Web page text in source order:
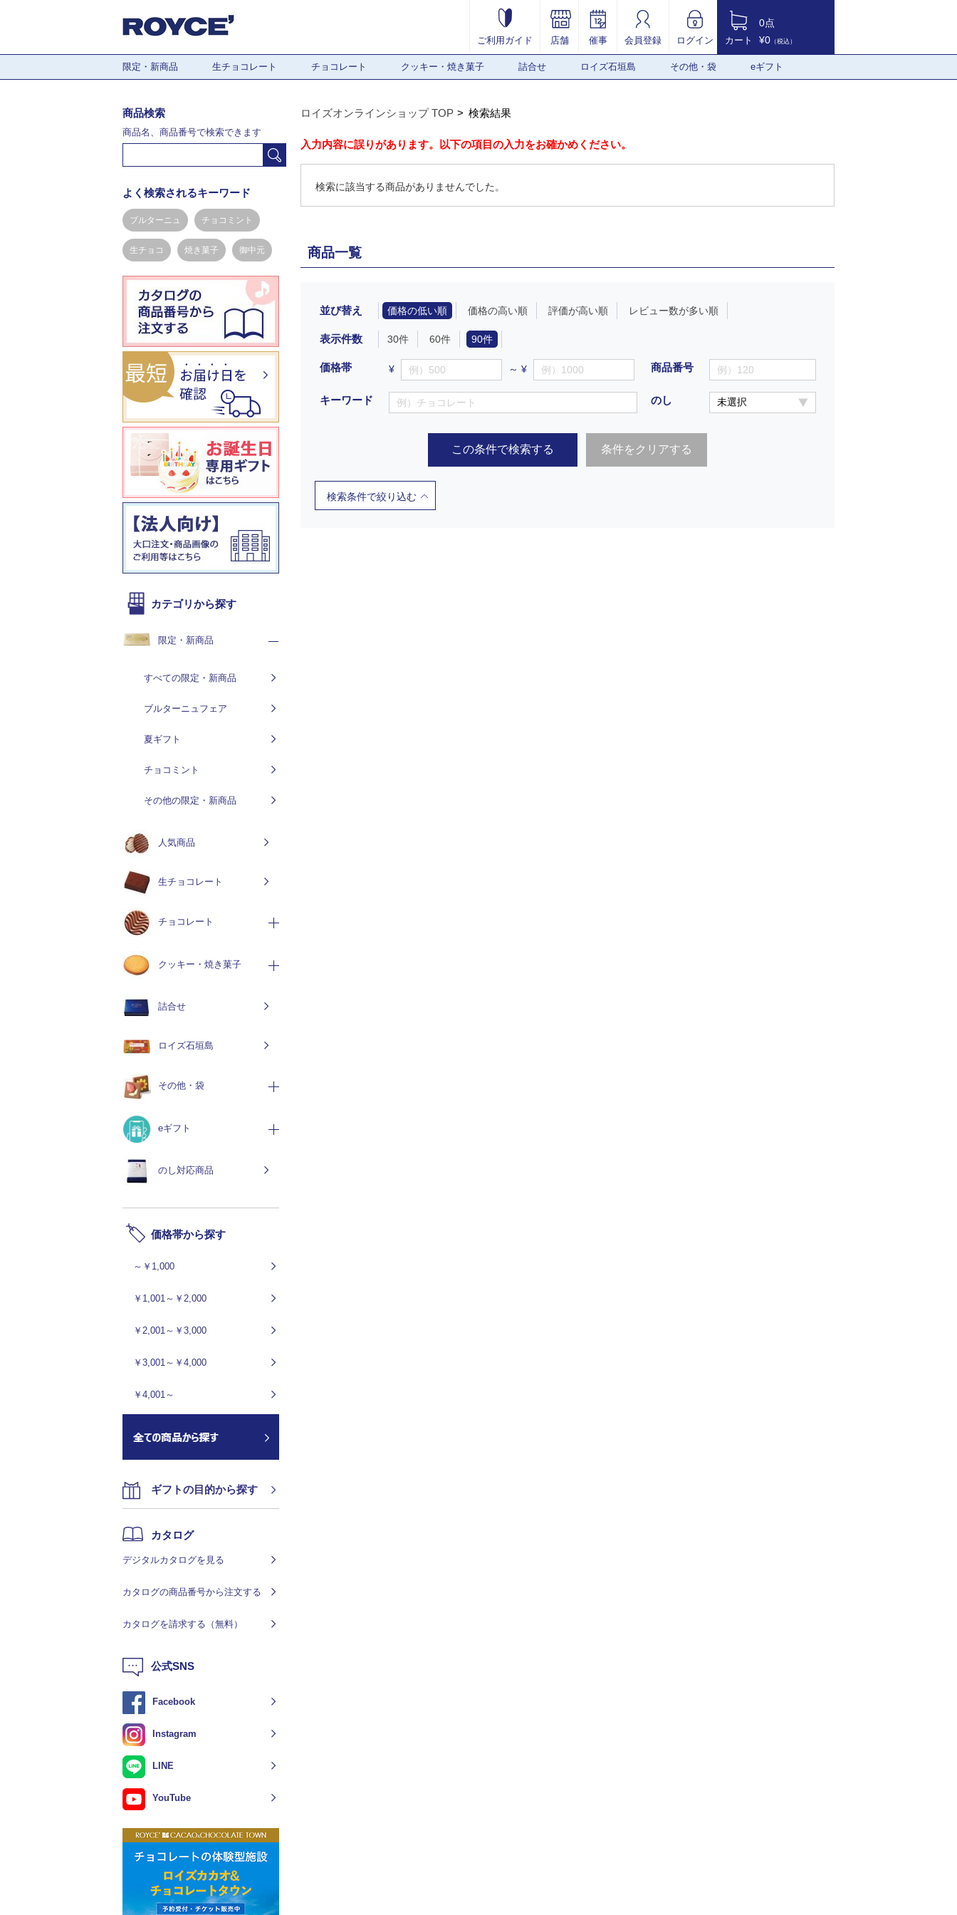
ご利用ガイド 店舗 催事 会員登録 ログイン カート
0点
¥0 （税込）
限定・新商品 生チョコレート チョコレート クッキー・焼き菓子 詰合せ ロイズ石垣島 その他・袋 eギフト
ロイズオンラインショップ TOP 検索結果
入力内容に誤りがあります。以下の項目の入力をお確かめください。
検索に該当する商品がありませんでした。
商品一覧
並び替え 価格の低い順 価格の高い順 評価が高い順 レビュー数が多い順
表示件数 30件 60件 90件
価格帯 ¥ ～ ¥
キーワード
商品番号
のし
この条件で検索する 条件をクリアする
検索条件で絞り込む
商品検索
商品名、商品番号で検索できます
よく検索されるキーワード
ブルターニュ チョコミント
生チョコ 焼き菓子 御中元
カテゴリから探す
限定・新商品
すべての限定・新商品
ブルターニュフェア
夏ギフト
チョコミント
その他の限定・新商品
人気商品
生チョコレート
チョコレート
クッキー・焼き菓子
詰合せ
ロイズ石垣島
その他・袋
eギフト
のし対応商品
価格帯から探す
～￥1,000
￥1,001～￥2,000
￥2,001～￥3,000
￥3,001～￥4,000
￥4,001～
ギフトの目的から探す
カタログ
デジタルカタログを見る
カタログの商品番号から注文する
カタログを請求する（無料）
公式SNS
Facebook
Instagram
LINE
YouTube